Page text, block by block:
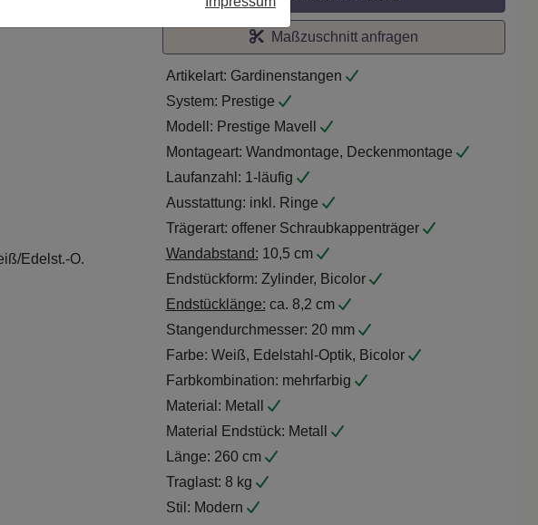
Maßzuschnitt anfragen
Artikelart: Gardinenstangen
System: Prestige
Modell: Prestige Mavell
Montageart: Wandmontage, Deckenmontage
Laufanzahl: 1-läufig
Ausstattung: inkl. Ringe
Trägerart: offener Schraubkappenträger
Wandabstand: 10,5 cm
Endstückform: Zylinder, Bicolor
Endstücklänge: ca. 8,2 cm
Stangendurchmesser: 20 mm
Farbe: Weiß, Edelstahl-Optik, Bicolor
Farbkombination: mehrfarbig
Material: Metall
Material Endstück: Metall
Länge: 260 cm
Traglast: 8 kg
Stil: Modern